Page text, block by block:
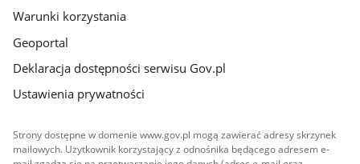
Warunki korzystania
Geoportal
Deklaracja dostępności serwisu Gov.pl
Ustawienia prywatności
Strony dostępne w domenie www.gov.pl mogą zawierać adresy skrzynek
mailowych. Użytkownik korzystający z odnośnika będącego adresem e-